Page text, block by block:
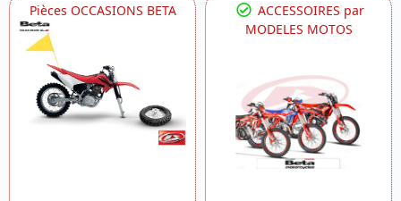
Pièces OCCASIONS BETA
ACCESSOIRES par
MODELES MOTOS